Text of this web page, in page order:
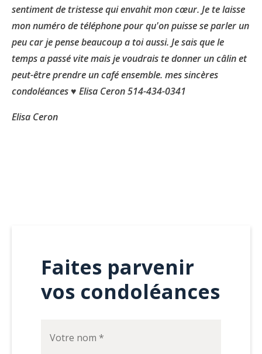
Faites parvenir
vos condoléances
sentiment de tristesse qui envahit mon cœur. Je te laisse
mon numéro de téléphone pour qu'on puisse se parler un
peu car je pense beaucoup a toi aussi. Je sais que le
temps a passé vite mais je voudrais te donner un câlin et
peut-être prendre un café ensemble. mes sincères
condoléances ♥ Elisa Ceron 514-434-0341
Elisa Ceron